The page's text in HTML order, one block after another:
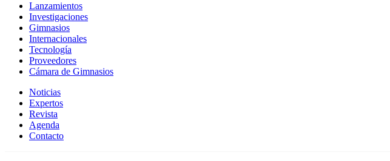
Lanzamientos
Investigaciones
Gimnasios
Internacionales
Tecnología
Proveedores
Cámara de Gimnasios
Noticias
Expertos
Revista
Agenda
Contacto